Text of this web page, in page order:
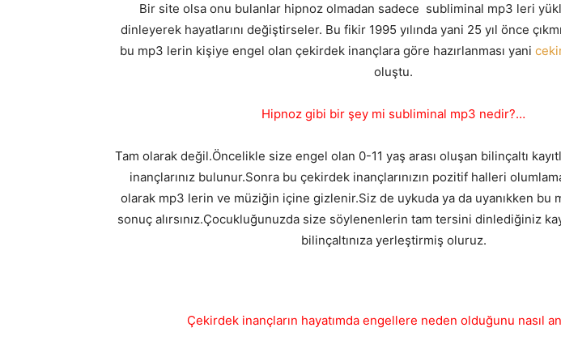
Bir site olsa onu bulanlar hipnoz olmadan sadece subliminal mp3 leri
dinleyerek hayatlarını değiştirseler. Bu fikir 1995 yılında yani 25 yıl önce
bu mp3 lerin kişiye engel olan çekirdek inançlara göre hazırlanması yani
oluştu.
Hipnoz gibi bir şey mi subliminal mp3 nedir?…
Tam olarak değil.Öncelikle size engel olan 0-11 yaş arası oluşan bilinçaltı
inançlarınız bulunur.Sonra bu çekirdek inançlarınızın pozitif halleri
olarak mp3 lerin ve müziğin içine gizlenir.Siz de uykuda ya da uyanıkken bu
sonuç alırsınız.Çocukluğunuzda size söylenenlerin tam tersini dinlediğiniz
bilinçaltınıza yerleştirmiş oluruz.
Çekirdek inançların hayatımda engellere neden olduğunu nasıl